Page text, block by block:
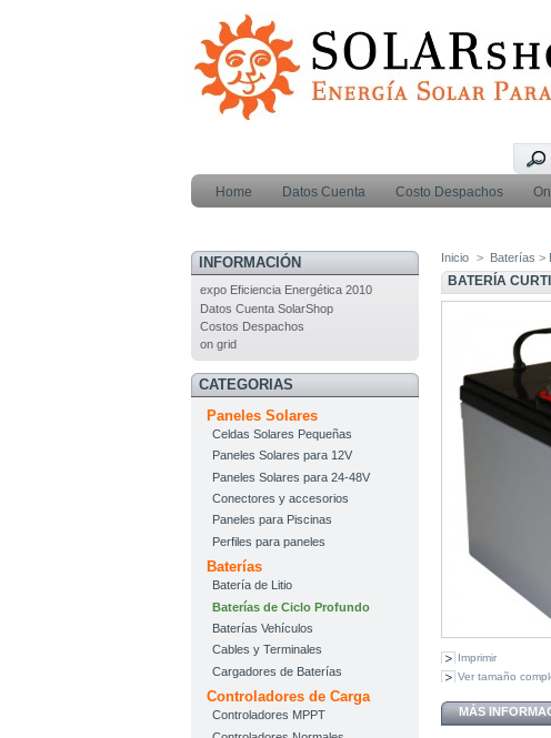
Home Datos Cuenta Costo Despachos
INFORMACIÓN
expo Eficiencia Energética 2010
Datos Cuenta SolarShop
Costos Despachos
on grid
CATEGORIAS
Paneles Solares
Celdas Solares Pequeñas
Paneles Solares para 12V
Paneles Solares para 24-48V
Conectores y accesorios
Paneles para Piscinas
Perfiles para paneles
Baterías
Batería de Litio
Baterías de Ciclo Profundo
Baterías Vehículos
Cables y Terminales
Cargadores de Baterías
Controladores de Carga
Controladores MPPT
Inicio > Baterías >
BATERÍA
Imprimir
Ver tamaño
MÁS